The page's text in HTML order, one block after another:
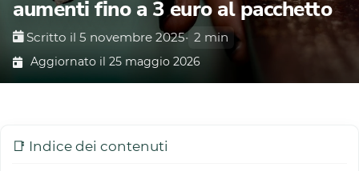
aumenti fino a 3 euro al pacchetto
Scritto il 5 novembre 2025• 2 min
Aggiornato il 25 maggio 2026
📑 Indice dei contenuti